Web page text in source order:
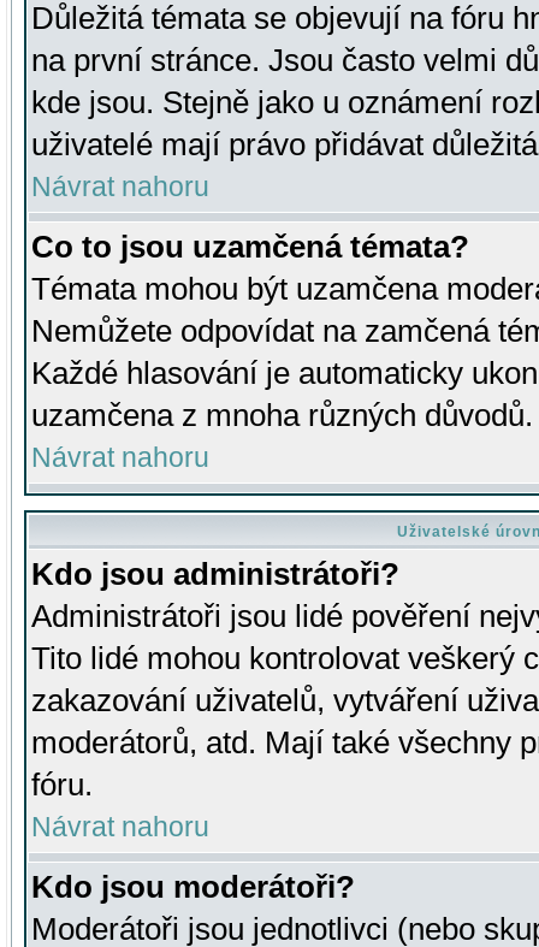
Důležitá témata se objevují na fóru
na první stránce. Jsou často velmi
kde jsou. Stejně jako u oznámení
uživatelé mají právo přidávat
Návrat nahoru
Co to jsou uzamčená témata?
Témata mohou být uzamčena
Nemůžete odpovídat na zamčená
Každé hlasování je automaticky
uzamčena z mnoha různých důvodů.
Návrat nahoru
Uživatelské
Kdo jsou administrátoři?
Administrátoři jsou lidé pověření
Tito lidé mohou kontrolovat veškerý
zakazování uživatelů, vytváření
moderátorů, atd. Mají také všechny
fóru.
Návrat nahoru
Kdo jsou moderátoři?
Moderátoři jsou jednotlivci (nebo